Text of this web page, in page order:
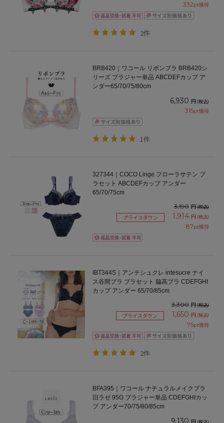
332pt獲得
2件
BRB420｜ワコール リボンブラ BRB420シ
リーズ ブラジャー単品 ABCDEFカップ ア
ンダー65/70/75/80cm
6,930 円 (税込)
315pt獲得
1件
327344｜COCO Linge フローラサテン ブ
ラセット ABCDEFカップ アンダー
65/70/75cm
3,190 円(税込)
プライスダウン 1,914 円 (税込)
87pt獲得
IBT344S｜アンテシュクレ intesucre ナイ
ス谷間ブラ ブラセット 脇高ブラ CDEFGHI
カップ アンダー 65/70/85cm
3,300 円(税込)
プライスダウン 1,650 円 (税込)
75pt獲得
2件
BFA395｜ワコール ナチュラルメイクブラ
旧ラゼ 95G ブラジャー単品 CDEFGHIカッ
プ アンダー70/75/80/85cm
9,130 円